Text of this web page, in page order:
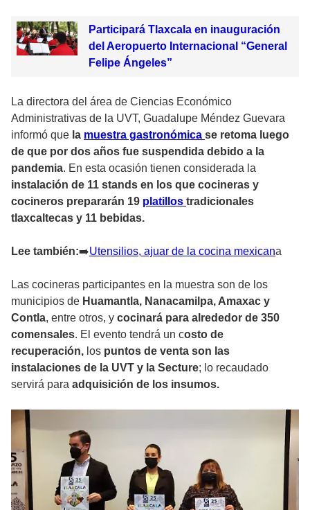
Participará Tlaxcala en inauguración
del Aeropuerto Internacional “General
Felipe Ángeles”
La directora del área de Ciencias Económico
Administrativas de la UVT, Guadalupe Méndez Guevara
informó que la muestra gastronómica se retoma luego
de que por dos años fue suspendida debido a la
pandemia. En esta ocasión tienen considerada la
instalación de 11 stands en los que cocineras y
cocineros prepararán 19 platillos tradicionales
tlaxcaltecas y 11 bebidas.
Lee también:➡️Utensilios, ajuar de la cocina mexicana
Las cocineras participantes en la muestra son de los
municipios de Huamantla, Nanacamilpa, Amaxac y
Contla, entre otros, y cocinará para alrededor de 350
comensales. El evento tendrá un costo de
recuperación, los puntos de venta son las
instalaciones de la UVT y la Secture; lo recaudado
servirá para adquisición de los insumos.